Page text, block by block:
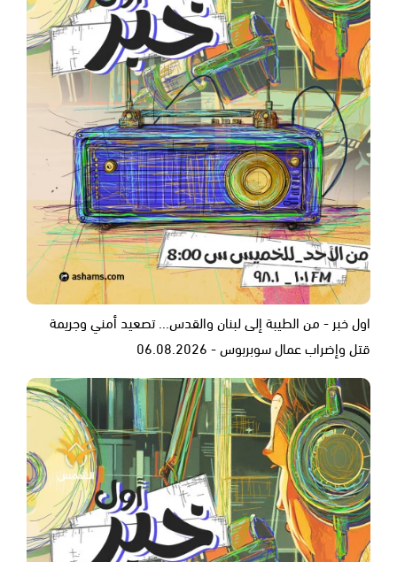
اول خبر - من الطيبة إلى لبنان والقدس... تصعيد أمني وجريمة
قتل وإضراب عمال سوبربوس - 06.08.2026